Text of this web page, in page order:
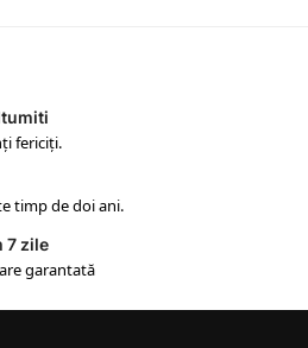
fericiți.
timp de doi ani.
7 zile
garantată